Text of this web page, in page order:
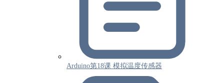
Arduino第18课 模拟温度传感器